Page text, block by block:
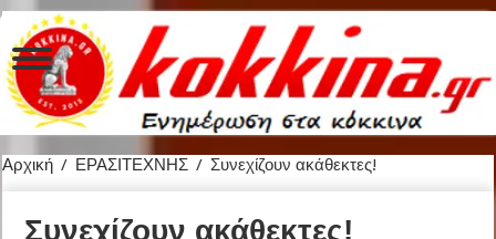
Αρχική / ΕΡΑΣΙΤΕΧΝΗΣ / Συνεχίζουν ακάθεκτες!
Συνεχίζουν ακάθεκτες!